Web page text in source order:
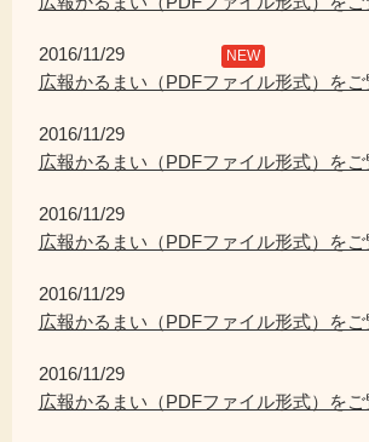
2016/11/29 NEW
広報かるまい（PDFファイル形式）をご
2016/11/29
広報かるまい（PDFファイル形式）をご
2016/11/29
広報かるまい（PDFファイル形式）をご
2016/11/29
広報かるまい（PDFファイル形式）をご
2016/11/29
広報かるまい（PDFファイル形式）をご